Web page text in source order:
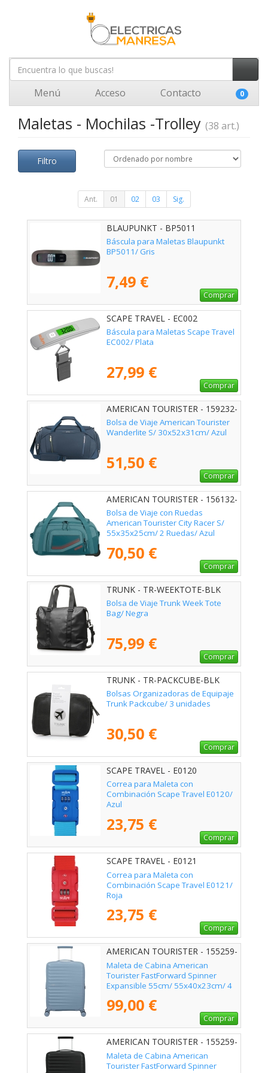
Menú Acceso Contacto 0
Maletas - Mochilas -Trolley (38 art.)
Filtro
Ant. 01 02 03 Sig.
BLAUPUNKT - BP5011
Báscula para Maletas Blaupunkt
BP5011/ Gris
7,49 €
Comprar
SCAPE TRAVEL - EC002
Báscula para Maletas Scape Travel
EC002/ Plata
27,99 €
Comprar
AMERICAN TOURISTER - 159232-
1265
Bolsa de Viaje American Tourister
Wanderlite S/ 30x52x31cm/ Azul
51,50 €
Comprar
AMERICAN TOURISTER - 156132-
4828
Bolsa de Viaje con Ruedas
American Tourister City Racer S/
55x35x25cm/ 2 Ruedas/ Azul
70,50 €
Comprar
TRUNK - TR-WEEKTOTE-BLK
Bolsa de Viaje Trunk Week Tote
Bag/ Negra
75,99 €
Comprar
TRUNK - TR-PACKCUBE-BLK
Bolsas Organizadoras de Equipaje
Trunk Packcube/ 3 unidades
30,50 €
Comprar
SCAPE TRAVEL - E0120
Correa para Maleta con
Combinación Scape Travel E0120/
Azul
23,75 €
Comprar
SCAPE TRAVEL - E0121
Correa para Maleta con
Combinación Scape Travel E0121/
Roja
23,75 €
Comprar
AMERICAN TOURISTER - 155259-
1827
Maleta de Cabina American
Tourister FastForward Spinner
Expansible 55cm/ 55x40x23cm/ 4
99,00 €
Comprar
AMERICAN TOURISTER - 155259-
361E
Maleta de Cabina American
Tourister FastForward Spinner